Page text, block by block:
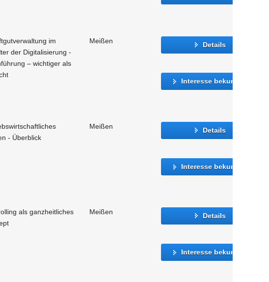
im
der Digitalisierung -
– wichtiger als
Meißen Details
Interesse bekunden
- Überblick
Meißen Details
Interesse bekunden
als ganzheitliches
Meißen Details
Interesse bekunden